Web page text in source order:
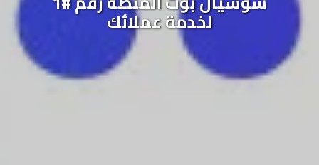
لخدمة عملائك